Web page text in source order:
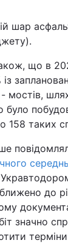
шар
що в
мостів,
було
158 таких
до
значно